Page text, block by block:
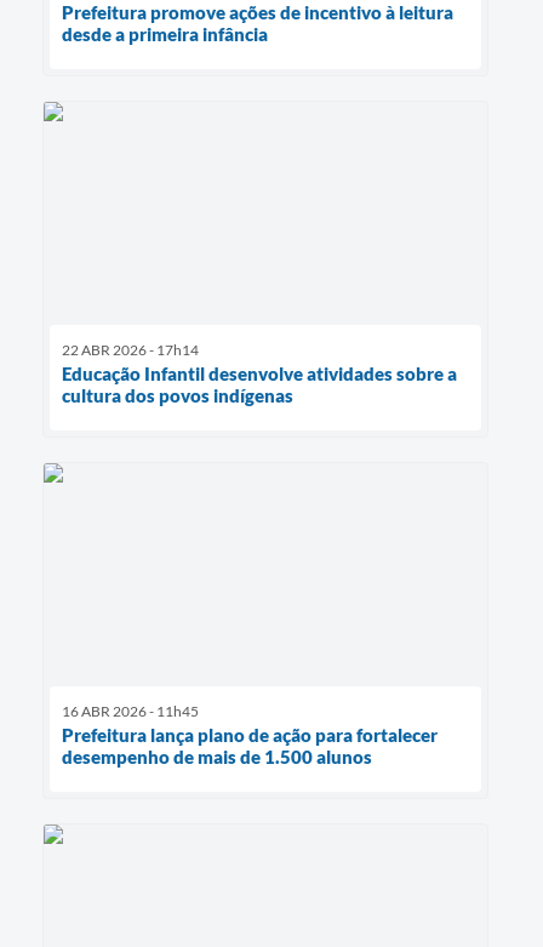
Prefeitura promove ações de incentivo à leitura
desde a primeira infância
22 ABR 2026 - 17h14
Educação Infantil desenvolve atividades sobre a
cultura dos povos indígenas
16 ABR 2026 - 11h45
Prefeitura lança plano de ação para fortalecer
desempenho de mais de 1.500 alunos